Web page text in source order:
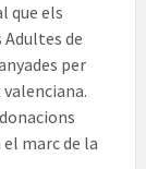
que els
Adultes de
per
marc de la